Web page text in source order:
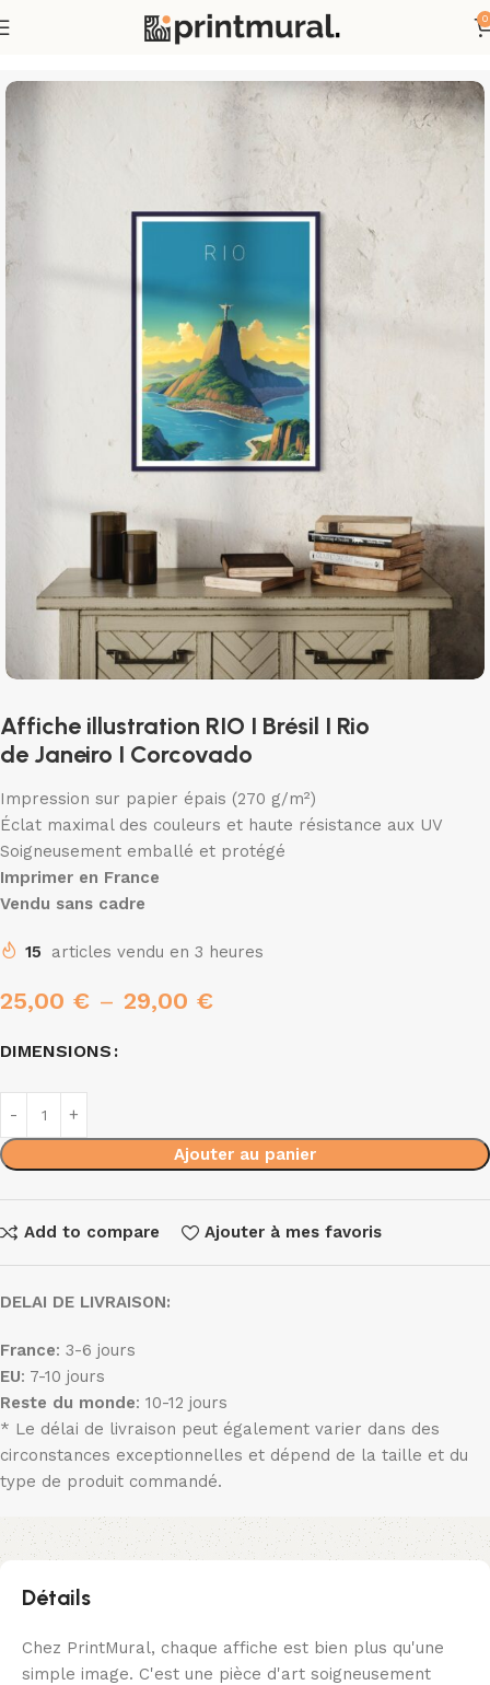
0
Affiches Pays et Villes
Affiche illustration RIO I Brésil I Rio
de Janeiro I Corcovado
Impression sur papier épais (270 g/m²)
Éclat maximal des couleurs et haute résistance aux UV
Soigneusement emballé et protégé
Imprimer en France
Vendu sans cadre
15 articles vendu en 3 heures
25,00 € – 29,00 €
DIMENSIONS
Ajouter au panier
Add to compare Ajouter à mes favoris
DELAI DE LIVRAISON:
France: 3-6 jours
EU: 7-10 jours
Reste du monde: 10-12 jours
* Le délai de livraison peut également varier dans des
circonstances exceptionnelles et dépend de la taille et du
type de produit commandé.
Détails
Chez PrintMural, chaque affiche est bien plus qu'une
simple image. C'est une pièce d'art soigneusement